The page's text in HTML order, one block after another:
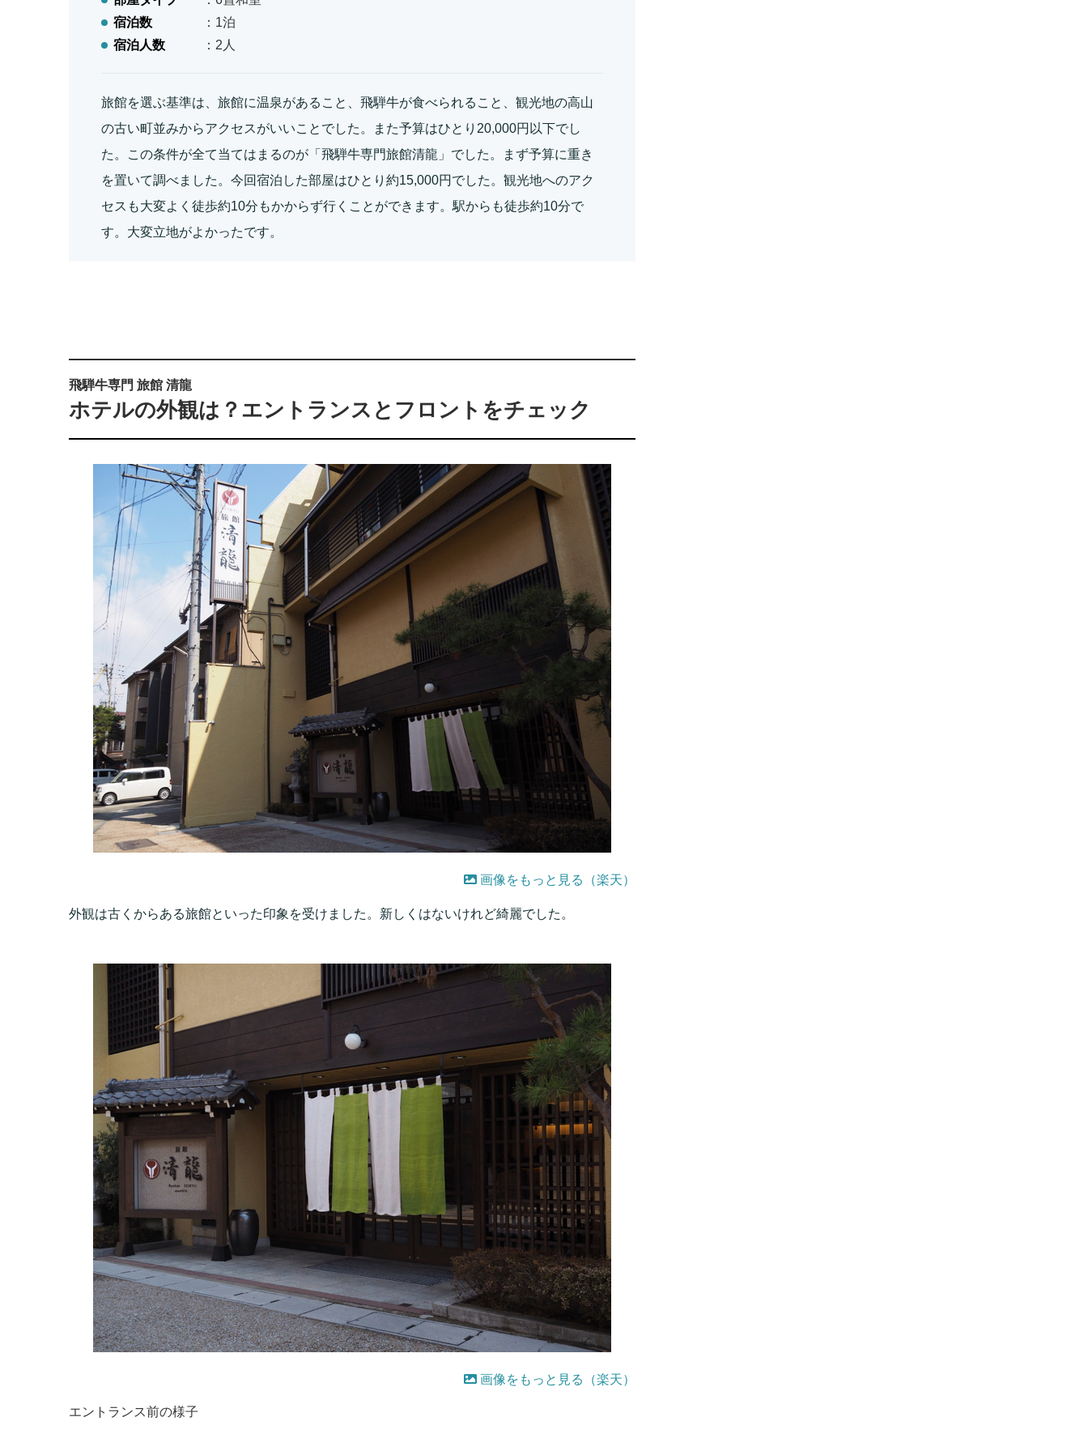
宿泊数
：1泊
宿泊人数
：2人
旅館を選ぶ基準は、旅館に温泉があること、飛騨牛が食べられること、観光地の高山
の古い町並みからアクセスがいいことでした。また予算はひとり20,000円以下でし
た。この条件が全て当てはまるのが「飛騨牛専門旅館清龍」でした。まず予算に重き
を置いて調べました。今回宿泊した部屋はひとり約15,000円でした。観光地へのアク
セスも大変よく徒歩約10分もかからず行くことができます。駅からも徒歩約10分で
す。大変立地がよかったです。
飛騨牛専門 旅館 清龍
ホテルの外観は？エントランスとフロントをチェック
画像をもっと見る（楽天）
外観は古くからある旅館といった印象を受けました。新しくはないけれど綺麗でした。
画像をもっと見る（楽天）
エントランス前の様子